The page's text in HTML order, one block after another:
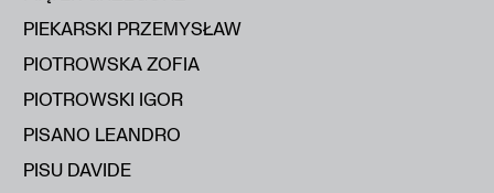
PIEKARSKI PRZEMYSŁAW
PIOTROWSKA ZOFIA
PIOTROWSKI IGOR
PISANO LEANDRO
PISU DAVIDE